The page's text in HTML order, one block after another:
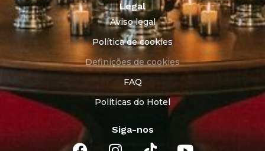
Legal
Aviso legal
Política de cookies
Definições de cookies
FAQ
Políticas do Hotel
Siga-nos